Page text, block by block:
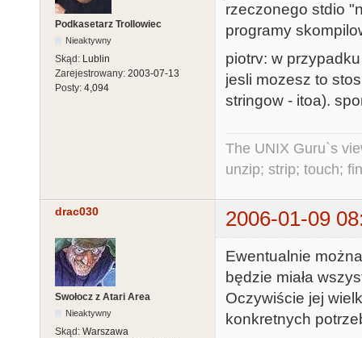
Podkasetarz Trollowiec
Nieaktywny
Skąd: Lublin
Zarejestrowany: 2003-07-13
Posty: 4,094
rzeczonego stdio
programy
piotrv: w
jesli mozesz to
stringow - itoa).
The UNIX Guru`s
unzip; strip; touch;
drac030 2006-01-09
Swołocz z Atari Area
Nieaktywny
Skąd: Warszawa
Ewentualnie
będzie miała
Oczywiście jej
konkretnych